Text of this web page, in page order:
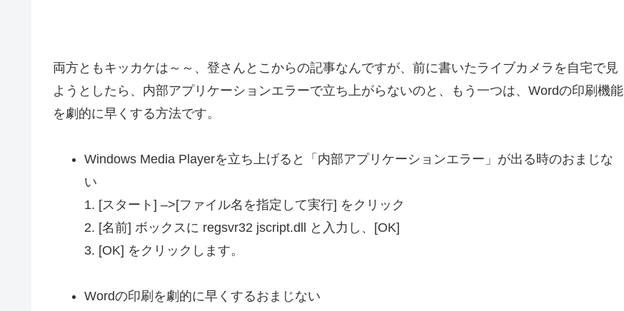
両方ともキッカケは～～、登さんとこからの記事なんですが、前に書いたライブカメラを自宅で見
ようとしたら、内部アプリケーションエラーで立ち上がらないのと、もう一つは、Wordの印刷機能
を劇的に早くする方法です。
Windows Media Playerを立ち上げると「内部アプリケーションエラー」が出る時のおまじな
い
1. [スタート] –>[ファイル名を指定して実行] をクリック
2. [名前] ボックスに regsvr32 jscript.dll と入力し、[OK]
3. [OK] をクリックします。
Wordの印刷を劇的に早くするおまじない